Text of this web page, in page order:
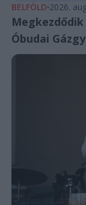
BELFÖLD 2026.
Óbudai